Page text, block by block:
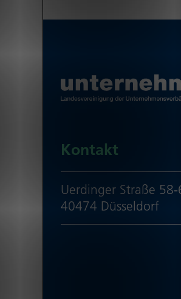
Kontakt
Uerdinger Straße 58-
40474 Düsseldorf